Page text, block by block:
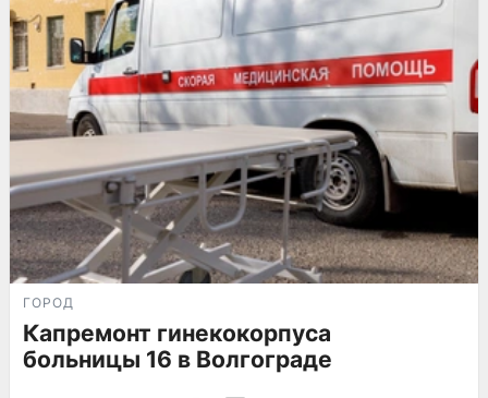
ГОРОД
Капремонт гинекокорпуса
больницы 16 в Волгограде